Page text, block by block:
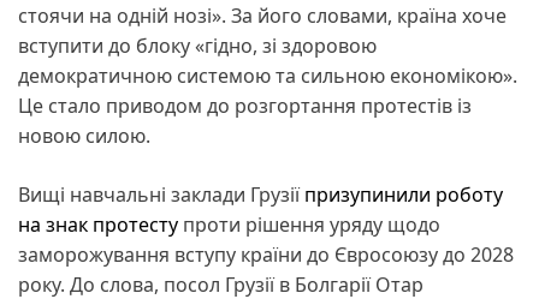
стоячи на одній нозі». За його словами, країна хоче
вступити до блоку «гідно, зі здоровою
демократичною системою та сильною економікою».
Це стало приводом до розгортання протестів із
новою силою.
Вищі навчальні заклади Грузіїпризупинили роботу
на знак протесту проти рішення уряду щодо
заморожування вступу країни до Євросоюзу до 2028
року. До слова, посол Грузії в Болгарії Отар